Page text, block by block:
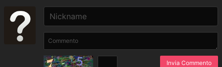
Invia Commento